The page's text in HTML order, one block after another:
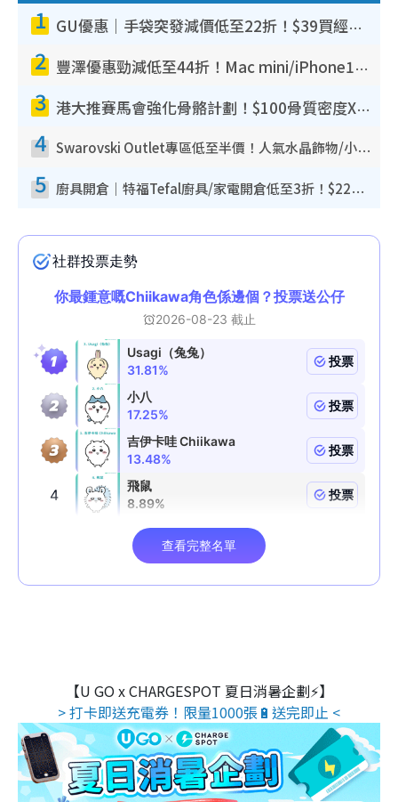
1 GU優惠｜手袋突發減價低至22折！$39買經典波士頓包/餃子袋！飾物同步減價$29起！
2 豐澤優惠勁減低至44折！Mac mini/iPhone17Pro大減價！廚房家電$220起
3 港大推賽馬會強化骨骼計劃！$100骨質密度X光檢查 完成免費運動訓練送超市禮券！附參加資格
4 Swarovski Outlet專區低至半價！人氣水晶飾物/小擺設$138起！迪士尼款/水晶高跟鞋都有平
5 廚具開倉｜特福Tefal廚具/家電開倉低至3折！$220起買平底鍋/炒鑊/湯煲！電飯煲/吸塵機/燙斗$418起
【U GO x CHARGESPOT 夏日消暑企劃⚡】
> 打卡即送充電券！限量1000張🔋送完即止 <